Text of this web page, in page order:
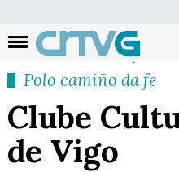
Polo camiño da fe
Clube
de Vigo